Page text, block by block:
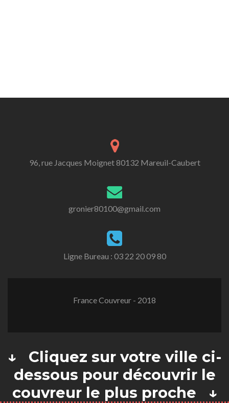
96, rue Jacques Moignet 80132 Mareuil-Caubert
gronier80100@gmail.com
Ligne Bureau : 03 22 20 09 80
France Couvreur - 2018
↓ Cliquez sur votre ville ci-
dessous pour découvrir le
couvreur le plus proche ↓